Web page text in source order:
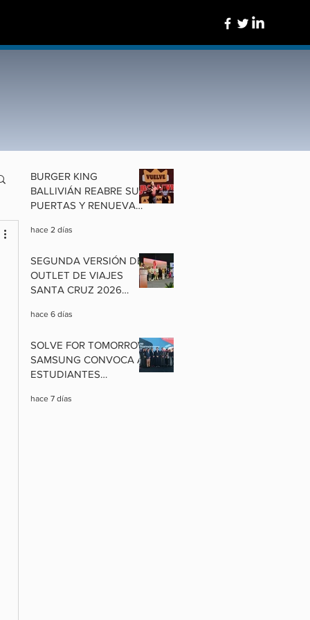
BURGER KING
BALLIVIÁN REABRE SUS
PUERTAS Y RENUEVA
COCHABAMBA
hace 2 días
SEGUNDA VERSIÓN DEL
OUTLET DE VIAJES
SANTA CRUZ 2026
EXCLUSIVAS Y
INTERNACIONALES A
PRECIOS RÉCORD
hace 6 días
SOLVE FOR TOMORROW:
SAMSUNG CONVOCA A
ESTUDIANTES
TRANSFORMAR SUS
hace 7 días